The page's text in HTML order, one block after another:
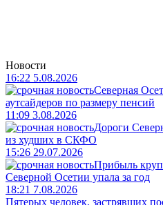
Новости
16:22 5.08.2026
Северная
аутсайдеров по размеру пенсий
11:09 3.08.2026
Дороги
из худших в СКФО
15:26 29.07.2026
Прибыль
Северной Осетии упала за год
18:21 7.08.2026
Пятерых человек, застрявших